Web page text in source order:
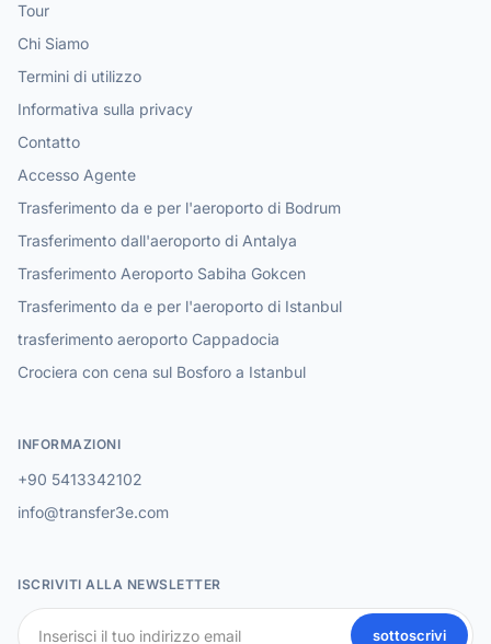
Tour
Chi Siamo
Termini di utilizzo
Informativa sulla privacy
Contatto
Accesso Agente
Trasferimento da e per l'aeroporto di Bodrum
Trasferimento dall'aeroporto di Antalya
Trasferimento Aeroporto Sabiha Gokcen
Trasferimento da e per l'aeroporto di Istanbul
trasferimento aeroporto Cappadocia
Crociera con cena sul Bosforo a Istanbul
INFORMAZIONI
+90 5413342102
info@transfer3e.com
ISCRIVITI ALLA NEWSLETTER
sottoscrivi